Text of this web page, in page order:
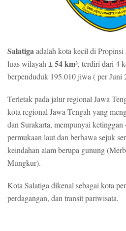
Salatiga adalah kota kecil di
luas wilayah ±54 km², terdiri dari 4
berpenduduk 195.010 jiwa ( per Juni
Terletak pada jalur regional Jawa
kota regional Jawa Tengah yang
dan Surakarta, mempunyai
permukaan laut dan berhawa sejuk
keindahan alam berupa gunung
Mungkur).
Kota Salatiga dikenal sebagai kota
perdagangan, dan transit pariwisata.